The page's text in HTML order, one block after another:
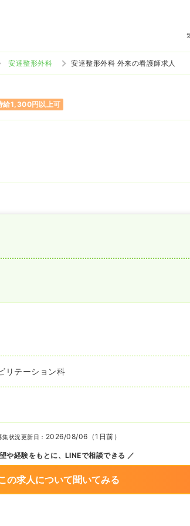
安達整形外科 安達整形外科 外来の看護師求人
給1,300円以上可
リテーション科
集状況更新日： 2026/08/06（1日前）
や経験をもとに、LINEで相談できる
の求人について聞いてみる